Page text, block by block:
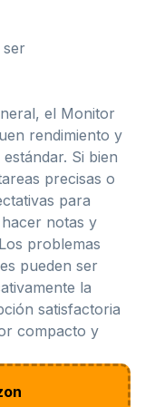
el Monitor
rendimiento y
Si bien
precisas o
para
notas y
problemas
pueden ser
la
satisfactoria
compacto y